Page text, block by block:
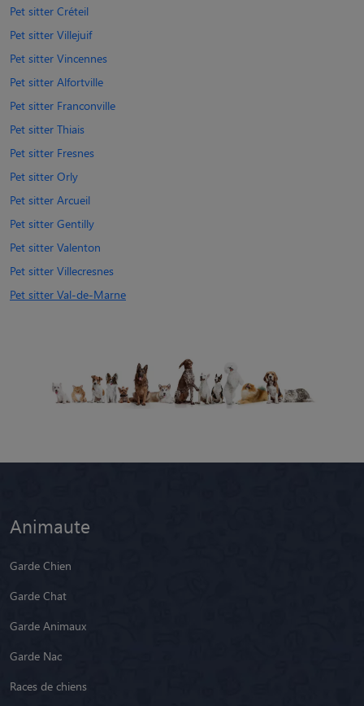
Pet sitter Créteil
Pet sitter Villejuif
Pet sitter Vincennes
Pet sitter Alfortville
Pet sitter Franconville
Pet sitter Thiais
Pet sitter Fresnes
Pet sitter Orly
Pet sitter Arcueil
Pet sitter Gentilly
Pet sitter Valenton
Pet sitter Villecresnes
Pet sitter Val-de-Marne
Animaute
Garde Chien
Garde Chat
Garde Animaux
Garde Nac
Races de chiens